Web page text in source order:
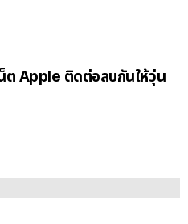
ต Apple ติดต่อลบกันให้วุ่น